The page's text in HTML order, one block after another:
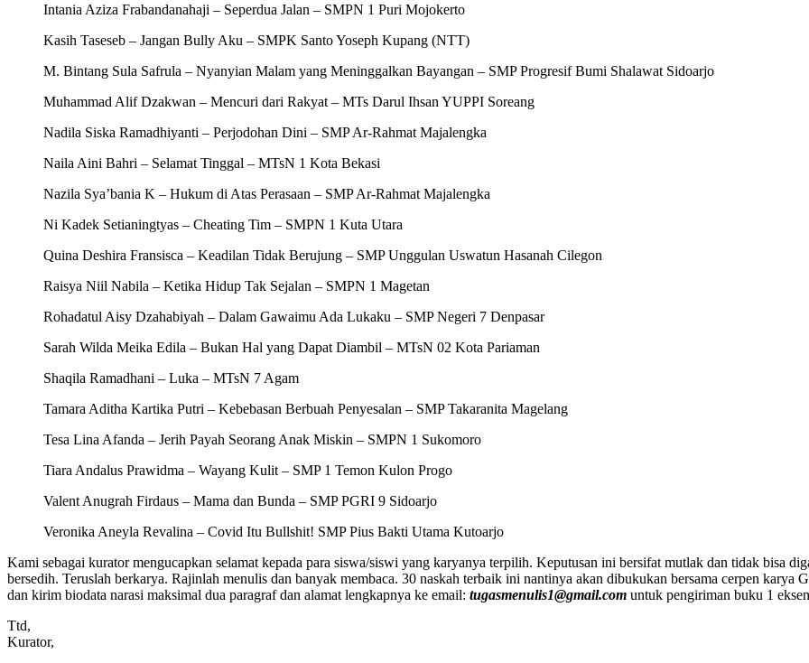
Intania Aziza Frabandanahaji – Seperdua Jalan – SMPN 1 Puri Mojokerto
Kasih Taseseb – Jangan Bully Aku – SMPK Santo Yoseph Kupang (NTT)
M. Bintang Sula Safrula – Nyanyian Malam yang Meninggalkan Bayangan – SMP Progresif Bumi Shalawat Sidoarjo
Muhammad Alif Dzakwan – Mencuri dari Rakyat – MTs Darul Ihsan YUPPI Soreang
Nadila Siska Ramadhiyanti – Perjodohan Dini – SMP Ar-Rahmat Majalengka
Naila Aini Bahri – Selamat Tinggal – MTsN 1 Kota Bekasi
Nazila Sya’bania K – Hukum di Atas Perasaan – SMP Ar-Rahmat Majalengka
Ni Kadek Setianingtyas – Cheating Tim – SMPN 1 Kuta Utara
Quina Deshira Fransisca – Keadilan Tidak Berujung – SMP Unggulan Uswatun Hasanah Cilegon
Raisya Niil Nabila – Ketika Hidup Tak Sejalan – SMPN 1 Magetan
Rohadatul Aisy Dzahabiyah – Dalam Gawaimu Ada Lukaku – SMP Negeri 7 Denpasar
Sarah Wilda Meika Edila – Bukan Hal yang Dapat Diambil – MTsN 02 Kota Pariaman
Shaqila Ramadhani – Luka – MTsN 7 Agam
Tamara Aditha Kartika Putri – Kebebasan Berbuah Penyesalan – SMP Takaranita Magelang
Tesa Lina Afanda – Jerih Payah Seorang Anak Miskin – SMPN 1 Sukomoro
Tiara Andalus Prawidma – Wayang Kulit – SMP 1 Temon Kulon Progo
Valent Anugrah Firdaus – Mama dan Bunda – SMP PGRI 9 Sidoarjo
Veronika Aneyla Revalina – Covid Itu Bullshit! SMP Pius Bakti Utama Kutoarjo
Kami sebagai kurator mengucapkan selamat kepada para siswa/siswi yang karyanya terpilih. Keputusan ini bersifat mutlak dan tidak bisa
bersedih. Teruslah berkarya. Rajinlah menulis dan banyak membaca. 30 naskah terbaik ini nantinya akan dibukukan bersama cerpen karya
dan kirim biodata narasi maksimal dua paragraf dan alamat lengkapnya ke email: tugasmenulis1@gmail.com untuk pengiriman buku 1
Ttd,
Kurator,